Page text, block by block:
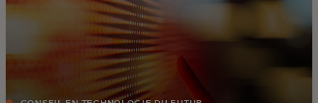
Pour les innovateurs
Actualités et tendances